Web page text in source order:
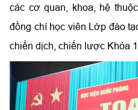
các cơ quan, khoa, hệ
đồng chí học viên Lớp đào
chiến dịch, chiến lược Khóa